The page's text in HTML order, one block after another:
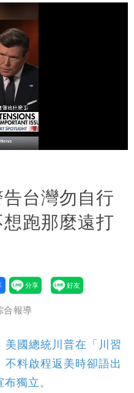
雨」！基隆北海岸逢
坪屋 媽帶補助款離
「我又沒伸舌頭」 連
噁心課！全台放假情形一
名顏博文下台：認
「遭AI假造不雅影
截圖
「9地區」達停班課
台灣勿自行
跑那麼遠打
合報導
美國總統川普在「川習
料啟程返美時卻語出
獨立。